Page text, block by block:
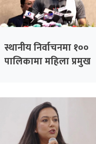
स्थानीय निर्वाचनमा १००
पालिकामा महिला प्रमुख